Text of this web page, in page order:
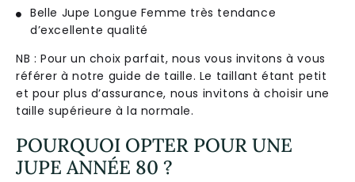
Belle Jupe Longue Femme très tendance
d’excellente qualité
NB : Pour un choix parfait, nous vous invitons à vous
référer à notre guide de taille. Le taillant étant petit
et pour plus d’assurance, nous invitons à choisir une
taille supérieure à la normale.
POURQUOI OPTER POUR UNE
JUPE ANNÉE 80 ?